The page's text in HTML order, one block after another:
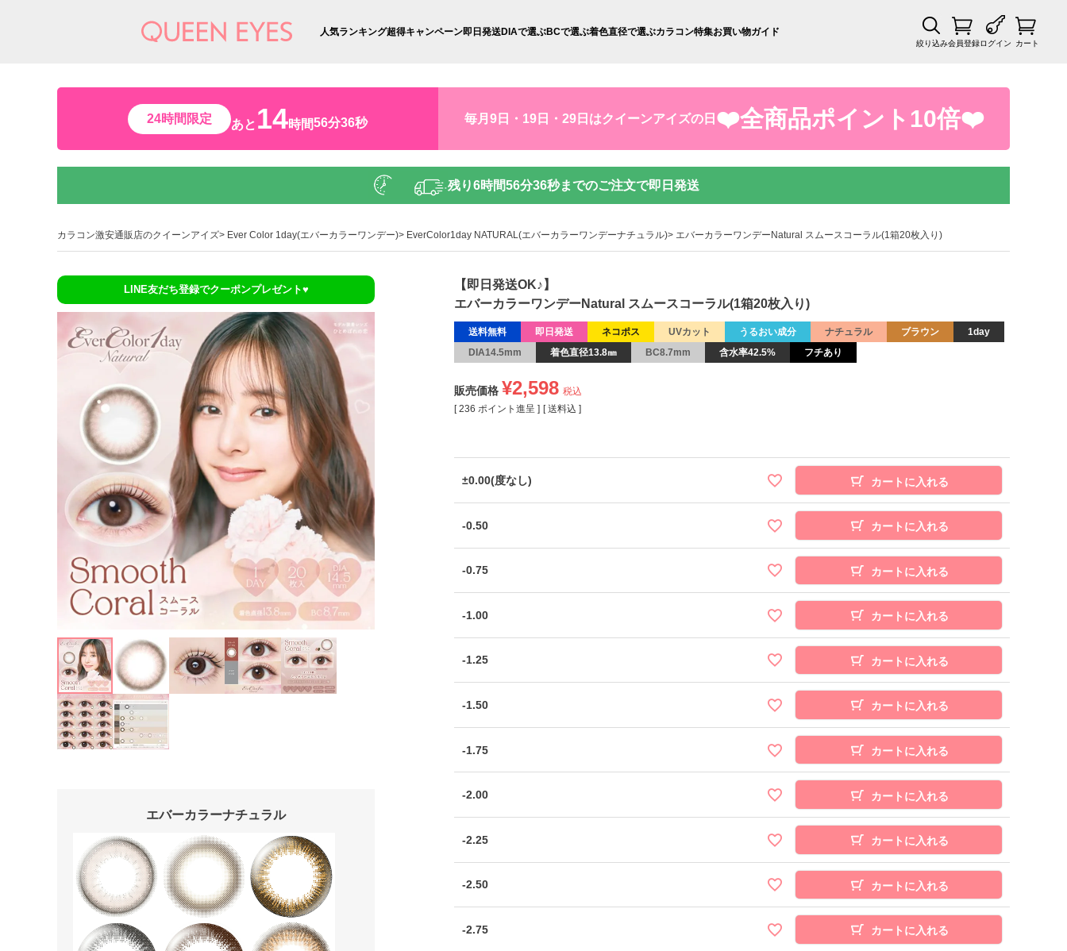
人気ランキング超得キャンペーン即日発送DIAで選ぶBCで選ぶ着色直径で選ぶカラコン特集お買い物ガイド
絞り込み会員登録ログイン カート
24時間限定 あと 14時間56分35秒 毎月9日・19日・29日はクイーンアイズの日 ❤️全商品ポイント10倍❤️
残り6時間56分35秒までのご注文で即日発送
カラコン激安通販店のクイーンアイズ Ever Color 1day(エバーカラーワンデー) EverColor1day NATURAL(エバーカラーワンデーナチュラル) エバーカラーワンデーNatural スムースコーラル(1箱20枚入り)
LINE友だち登録でクーポンプレゼント♥
エバーカラーナチュラル
【即日発送OK♪】
エバーカラーワンデーNatural スムースコーラル(1箱20枚入り)
送料無料 即日発送 ネコポス UVカット うるおい成分 ナチュラル ブラウン
1day
DIA14.5mm
着色直径13.8㎜ BC8.7mm 含水率42.5% フチあり
販売価格 ¥2,598 税込
[ 236 ポイント進呈 ] 送料込
±0.00(度なし) カートに入れる
-0.50 カートに入れる
-0.75 カートに入れる
-1.00 カートに入れる
-1.25 カートに入れる
-1.50 カートに入れる
-1.75 カートに入れる
-2.00 カートに入れる
-2.25 カートに入れる
-2.50 カートに入れる
-2.75 カートに入れる